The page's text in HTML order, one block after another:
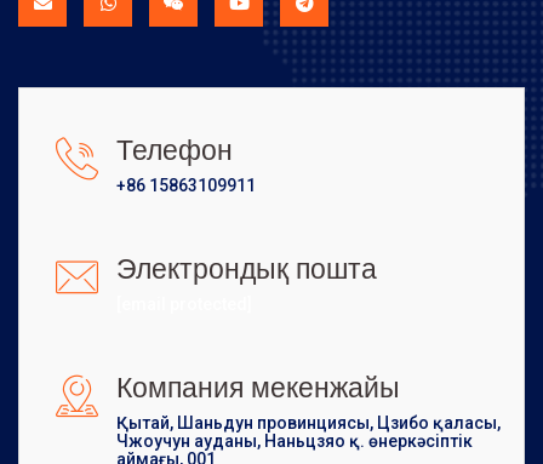
Телефон
+86 15863109911
Электрондық пошта
Компания мекенжайы
Қытай, Шаньдун провинциясы, Цзибо қаласы,
Чжоучун ауданы, Наньцзяо қ. өнеркәсіптік
аймағы, 001